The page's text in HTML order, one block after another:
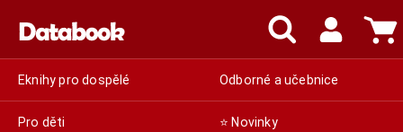
Eknihy pro dospělé Odborné a učebnice
Pro děti ⭐ Novinky